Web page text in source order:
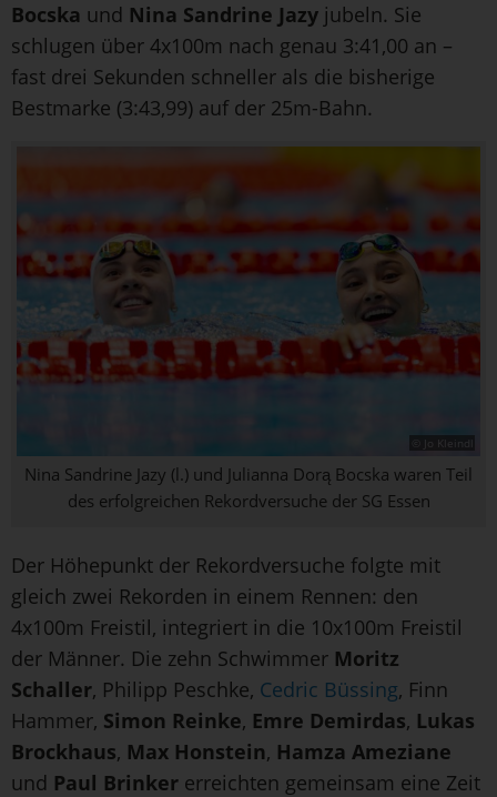
Bocska und Nina Sandrine Jazy jubeln. Sie
schlugen über 4x100m nach genau 3:41,00 an –
fast drei Sekunden schneller als die bisherige
Bestmarke (3:43,99) auf der 25m-Bahn.
© Jo Kleindl
Nina Sandrine Jazy (l.) und Julianna Dorą Bocska waren Teil
des erfolgreichen Rekordversuche der SG Essen
Der Höhepunkt der Rekordversuche folgte mit
gleich zwei Rekorden in einem Rennen: den
4x100m Freistil, integriert in die 10x100m Freistil
der Männer. Die zehn Schwimmer Moritz
Schaller, Philipp Peschke, Cedric Büssing, Finn
Hammer, Simon Reinke, Emre Demirdas, Lukas
Brockhaus, Max Honstein, Hamza Ameziane
und Paul Brinker erreichten gemeinsam eine Zeit